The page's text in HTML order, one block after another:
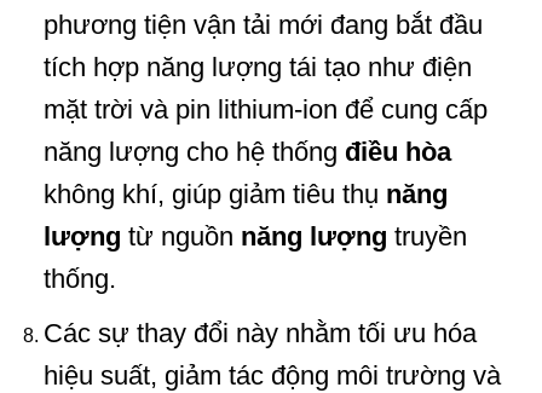
phương tiện vận tải mới đang bắt đầu
tích hợp năng lượng tái tạo như điện
mặt trời và pin lithium-ion để cung cấp
năng lượng cho hệ thống điều hòa
không khí, giúp giảm tiêu thụ năng
lượng từ nguồn năng lượng truyền
thống.
Các sự thay đổi này nhằm tối ưu hóa
hiệu suất, giảm tác động môi trường và